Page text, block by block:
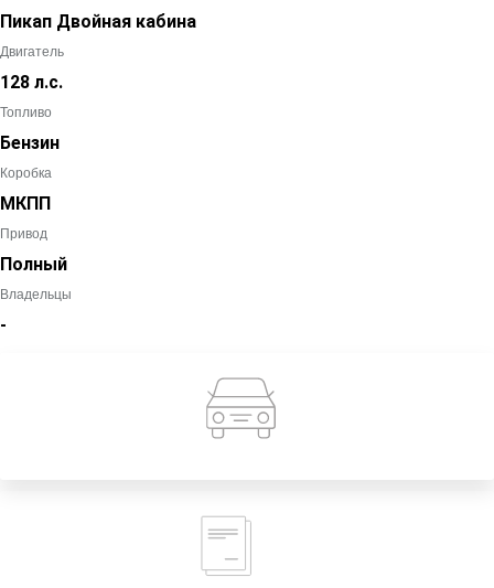
Пикап Двойная кабина
Двигатель
128 л.с.
Топливо
Бензин
Коробка
МКПП
Привод
Полный
Владельцы
-